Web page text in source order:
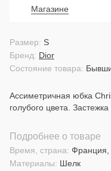
Магазине
Состояние товара:
Бренд: Dior
Размер: S
Ассиметричная юбка
голубого цвета.
Подробнее о товаре
Материалы: Шелк
Время, страна: Франция,